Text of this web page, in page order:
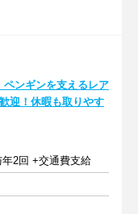
ペンギンを支えるレア
迎！休暇も取りやす
2回 +交通費支給